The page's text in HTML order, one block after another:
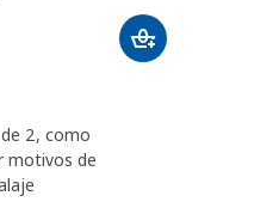
Total opiniones:
2, como
motivos de